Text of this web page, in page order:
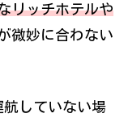
リッチホテルや
微妙に合わない
していない場